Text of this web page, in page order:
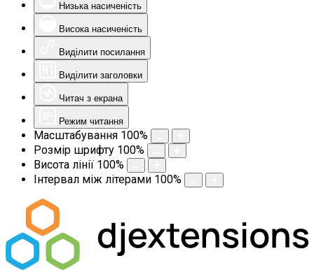
Низька насиченість
Висока насиченість
Виділити посилання
Виділити заголовки
Читач з екрана
Режим читання
Масштабування 100%
Розмір шрифту 100%
Висота лінії 100%
Інтервал між літерами 100%